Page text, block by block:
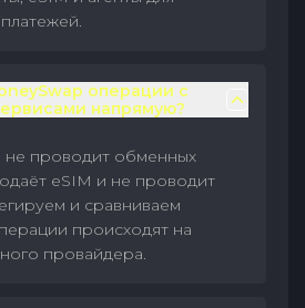
операции с
напрямую?
не проводит обменных
eSIM и не проводит
и сравниваем
происходят на
провайдера.